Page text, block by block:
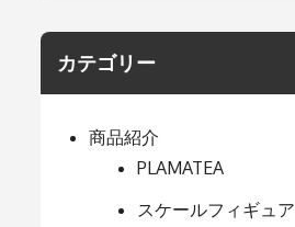
カテゴリー
商品紹介
PLAMATEA
スケールフィギュア